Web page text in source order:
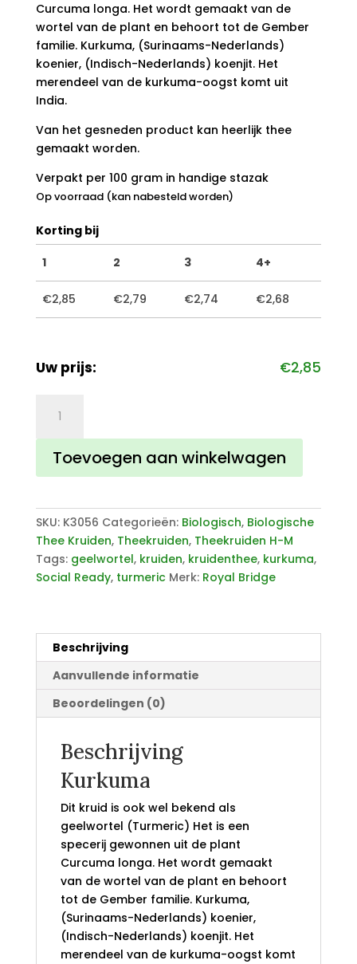
Curcuma longa. Het wordt gemaakt van de
wortel van de plant en behoort tot de Gember
familie. Kurkuma, (Surinaams-Nederlands)
koenier, (Indisch-Nederlands) koenjit. Het
merendeel van de kurkuma-oogst komt uit
India.
Van het gesneden product kan heerlijk thee
gemaakt worden.
Verpakt per 100 gram in handige stazak
Op voorraad (kan nabesteld worden)
Korting bij
1
2 3 4+
€2,85 €2,79 €2,74 €2,68
Uw prijs: €2,85
aantal
Toevoegen aan winkelwagen
SKU: K3056 Categorieën: Biologisch, Biologische
Thee Kruiden, Theekruiden, Theekruiden H-M
Tags: geelwortel, kruiden, kruidenthee, kurkuma,
Social Ready, turmeric Merk: Royal Bridge
Beschrijving
Aanvullende informatie
Beoordelingen (0)
Beschrijving
Kurkuma
Dit kruid is ook wel bekend als
geelwortel (Turmeric) Het is een
specerij gewonnen uit de plant
Curcuma longa. Het wordt gemaakt
van de wortel van de plant en behoort
tot de Gember familie. Kurkuma,
(Surinaams-Nederlands) koenier,
(Indisch-Nederlands) koenjit. Het
merendeel van de kurkuma-oogst komt